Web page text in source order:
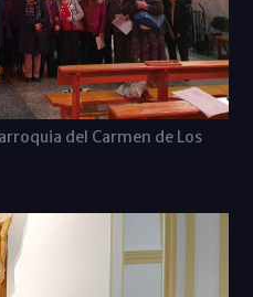
del Carmen de Los